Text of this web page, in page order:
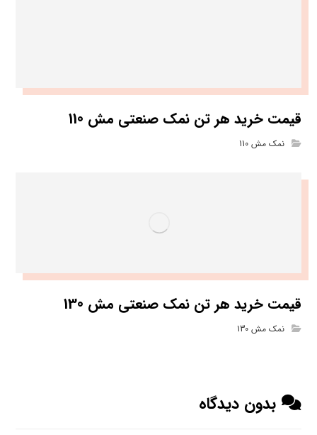
قیمت خرید هر تن نمک صنعتی مش 110
نمک مش 110
قیمت خرید هر تن نمک صنعتی مش 130
نمک مش 130
بدون دیدگاه